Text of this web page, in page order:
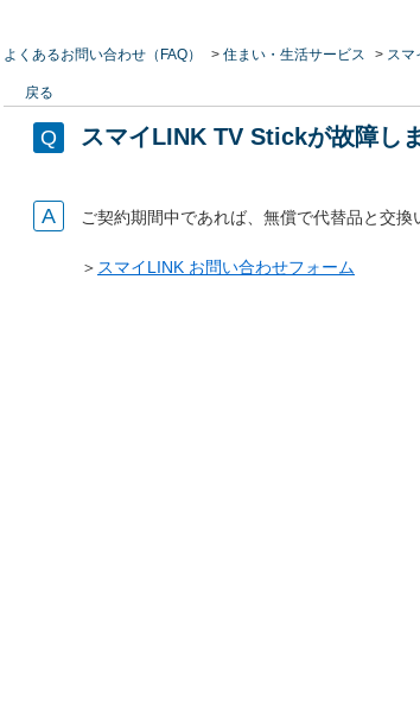
よくあるお問い合わせ（FAQ） > 住まい・生活サービス > スマ
戻る
スマイLINK TV Stickが故障し
ご契約期間中であれば、無償で代替品と交
＞ スマイLINK お問い合わせフォーム